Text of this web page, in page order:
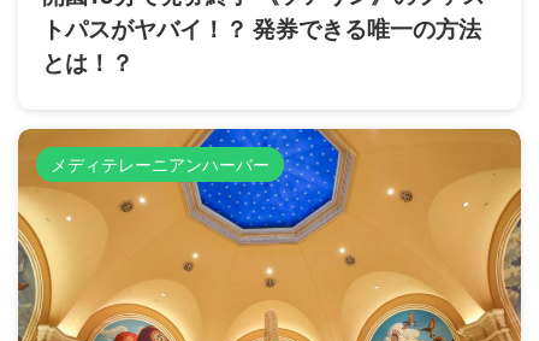
トパスがヤバイ！？ 発券できる唯一の方法
とは！？
メディテレーニアンハーバー